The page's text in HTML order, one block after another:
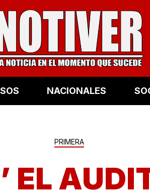
NACIONALES
PRIMERA
EL